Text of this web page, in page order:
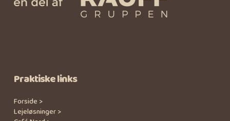
Praktiske links
Forside >
Lejeløsninger >